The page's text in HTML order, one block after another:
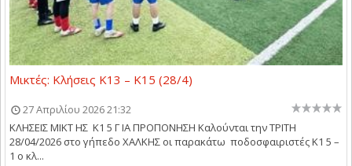
Μικτές: Κλήσεις Κ13 – Κ15 (28/4)
27 Απριλίου 2026 21:32
ΚΛΗΣΕΙΣ ΜΙΚΤ ΗΣ Κ1 5 Γ ΙΑ ΠΡΟΠΟΝΗΣΗ Καλούνται την ΤΡΙΤΗ
28/04/2026 στο γήπεδο ΧΑΛΚΗΣ οι παρακάτω ποδοσφαιριστές Κ1 5 –
1 ο κλ...